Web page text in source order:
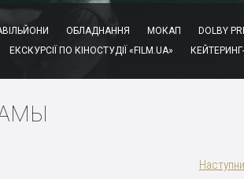
ОБЛАДНАННЯ МОКАП DOLBY
ЕКСКУРСІЇ ПО КІНОСТУДІЇ «FILM.UA»